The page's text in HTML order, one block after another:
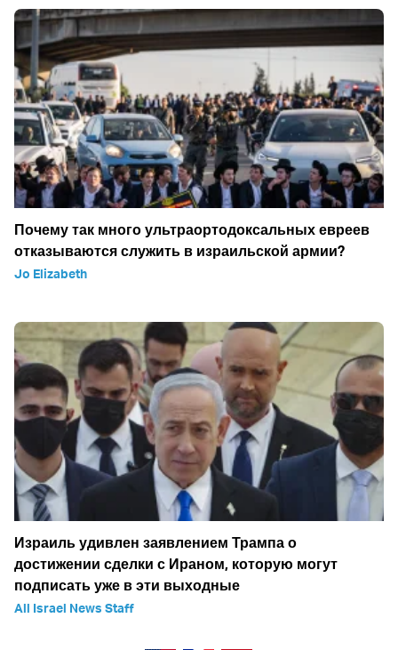
Почему так много ультраортодоксальных евреев
отказываются служить в израильской армии?
Jo Elizabeth
Израиль удивлен заявлением Трампа о
достижении сделки с Ираном, которую могут
подписать уже в эти выходные
All Israel News Staff